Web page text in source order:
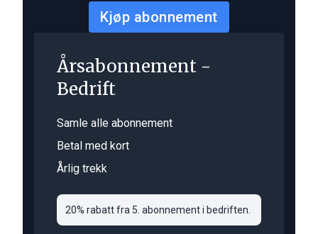
Kjøp abonnement
Årsabonnement -
Bedrift
Samle alle abonnement
Betal med kort
Årlig trekk
20% rabatt fra 5. abonnement i bedriften.